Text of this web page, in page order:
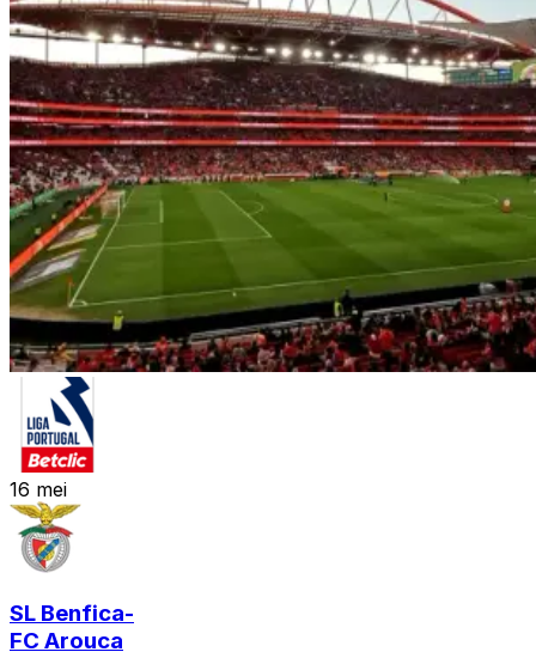
16 mei
SL Benfica-
FC Arouca